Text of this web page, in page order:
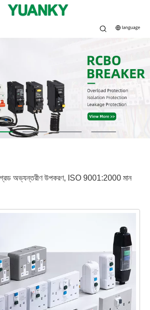
গ্রেড অভ্যন্তরীণ উপকরণ, ISO 9001:2000 মান